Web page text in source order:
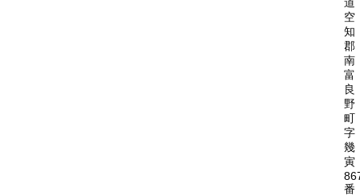
空
知
郡
南
富
良
野
町
字
幾
寅
番